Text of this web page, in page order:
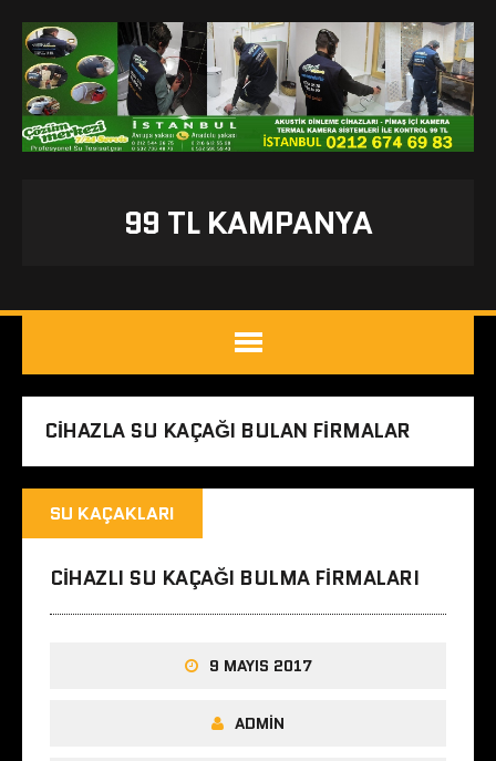
99 TL KAMPANYA
CIHAZLA SU KAÇAĞI BULAN FIRMALAR
SU KAÇAKLARI
CIHAZLI SU KAÇAĞI BULMA FIRMALARI
9 MAYIS 2017
ADMIN